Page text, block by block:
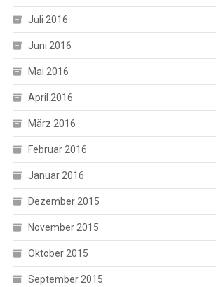
Juli 2016
Juni 2016
Mai 2016
April 2016
März 2016
Februar 2016
Januar 2016
Dezember 2015
November 2015
Oktober 2015
September 2015